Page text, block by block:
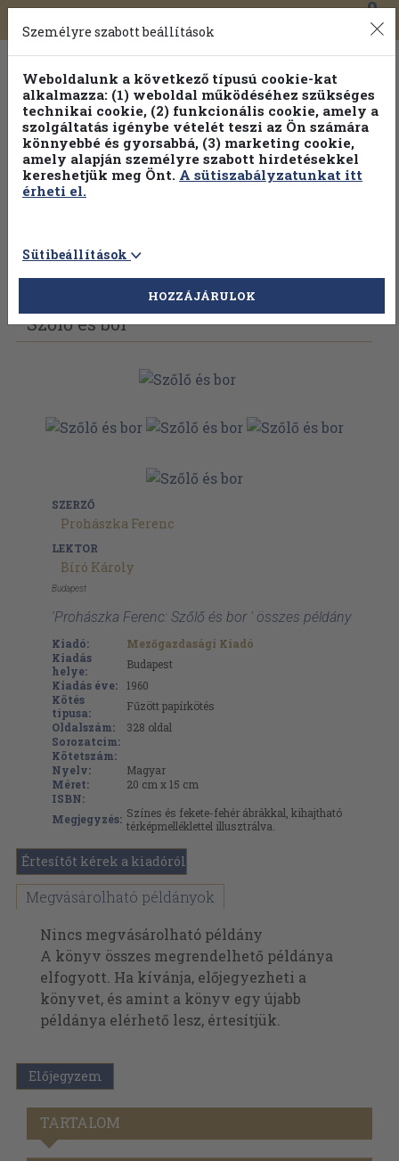
Toggle
navigation
0
Vissza az előző oldalra Válasszon példányt
Szőlő és bor
SZERZŐ
Prohászka Ferenc
LEKTOR
Bíró Károly
Budapest
'Prohászka Ferenc: Szőlő és bor ' összes példány
Kiadó:
Mezőgazdasági Kiadó
Kiadás
helye:
Budapest
Kiadás éve:
1960
Kötés
típusa:
Fűzött papírkötés
Oldalszám:
328 oldal
Sorozatcím:
Kötetszám:
Nyelv:
Magyar
Méret:
20 cm x 15 cm
ISBN:
Megjegyzés: Színes és fekete-fehér ábrákkal, kihajtható
térképmelléklettel illusztrálva.
Értesítőt kérek a kiadóról
Megvásárolható példányok
Nincs megvásárolható példány
A könyv összes megrendelhető példánya
elfogyott. Ha kívánja, előjegyezheti a
könyvet, és amint a könyv egy újabb
példánya elérhető lesz, értesítjük.
Előjegyzem
TARTALOM
Személyre szabott beállítások
Weboldalunk a következő típusú cookie-kat
alkalmazza: (1) weboldal működéséhez szükséges
technikai cookie, (2) funkcionális cookie, amely a
szolgáltatás igénybe vételét teszi az Ön számára
könnyebbé és gyorsabbá, (3) marketing cookie,
amely alapján személyre szabott hirdetésekkel
kereshetjük meg Önt. A sütiszabályzatunkat itt
érheti el.
Sütibeállítások
HOZZÁJÁRULOK